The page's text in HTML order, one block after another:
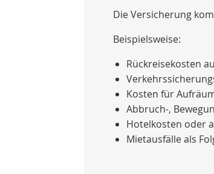
Die Versicherung
Beispielsweise:
Rückreisekosten
Kosten für
Abbruch-,
Hotelkosten oder
Mietausfälle als